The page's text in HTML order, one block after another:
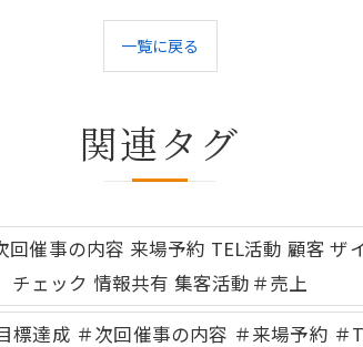
一覧に戻る
関連タグ
催事の内容 来場予約 TEL活動 顧客
チェック 情報共有 集客活動＃売上
達成 ＃次回催事の内容 ＃来場予約